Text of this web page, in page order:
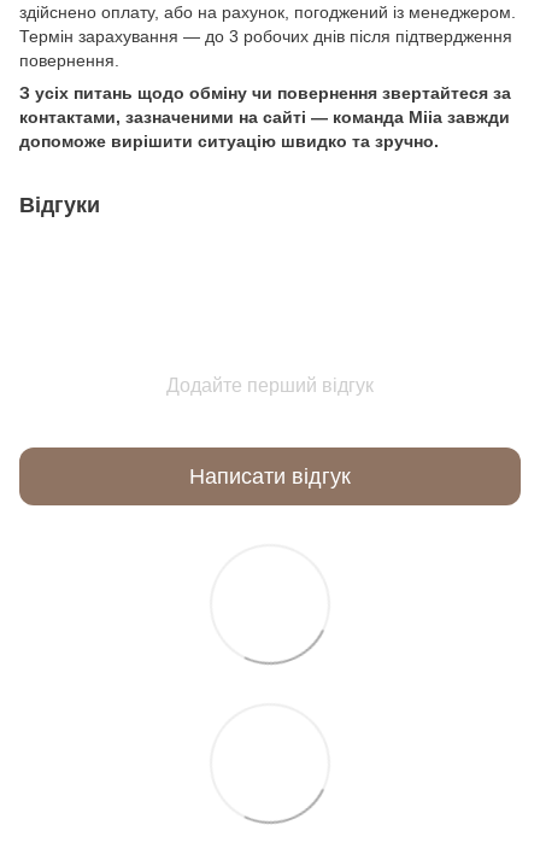
здійснено оплату, або на рахунок, погоджений із менеджером.
Термін зарахування — до 3 робочих днів після підтвердження
повернення.
З усіх питань щодо обміну чи повернення звертайтеся за
контактами, зазначеними на сайті — команда Miia завжди
допоможе вирішити ситуацію швидко та зручно.
Відгуки
Додайте перший відгук
Написати відгук